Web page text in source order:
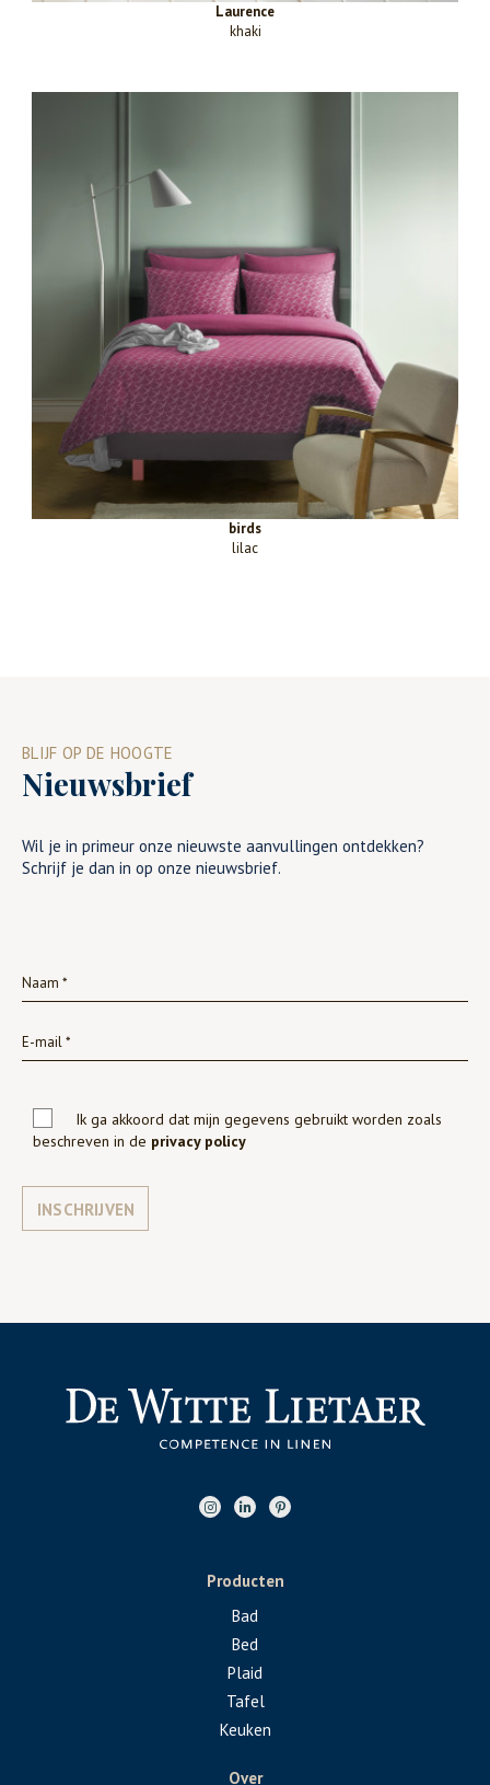
Laurence
khaki
birds
lilac
BLIJF OP DE HOOGTE
Nieuwsbrief
Wil je in primeur onze nieuwste aanvullingen ontdekken?
Schrijf je dan in op onze nieuwsbrief.
Ik ga akkoord dat mijn gegevens gebruikt worden zoals
beschreven in de privacy policy
INSCHRIJVEN
Producten
Bad
Bed
Plaid
Tafel
Keuken
Over